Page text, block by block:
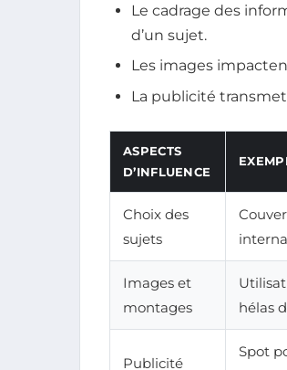
Le cadrage des
d’un sujet.
Les images
La publicité
ASPECTS
D’INFLUENCE
Choix des
sujets
Images et
montages
hélas
Publicité
Spot